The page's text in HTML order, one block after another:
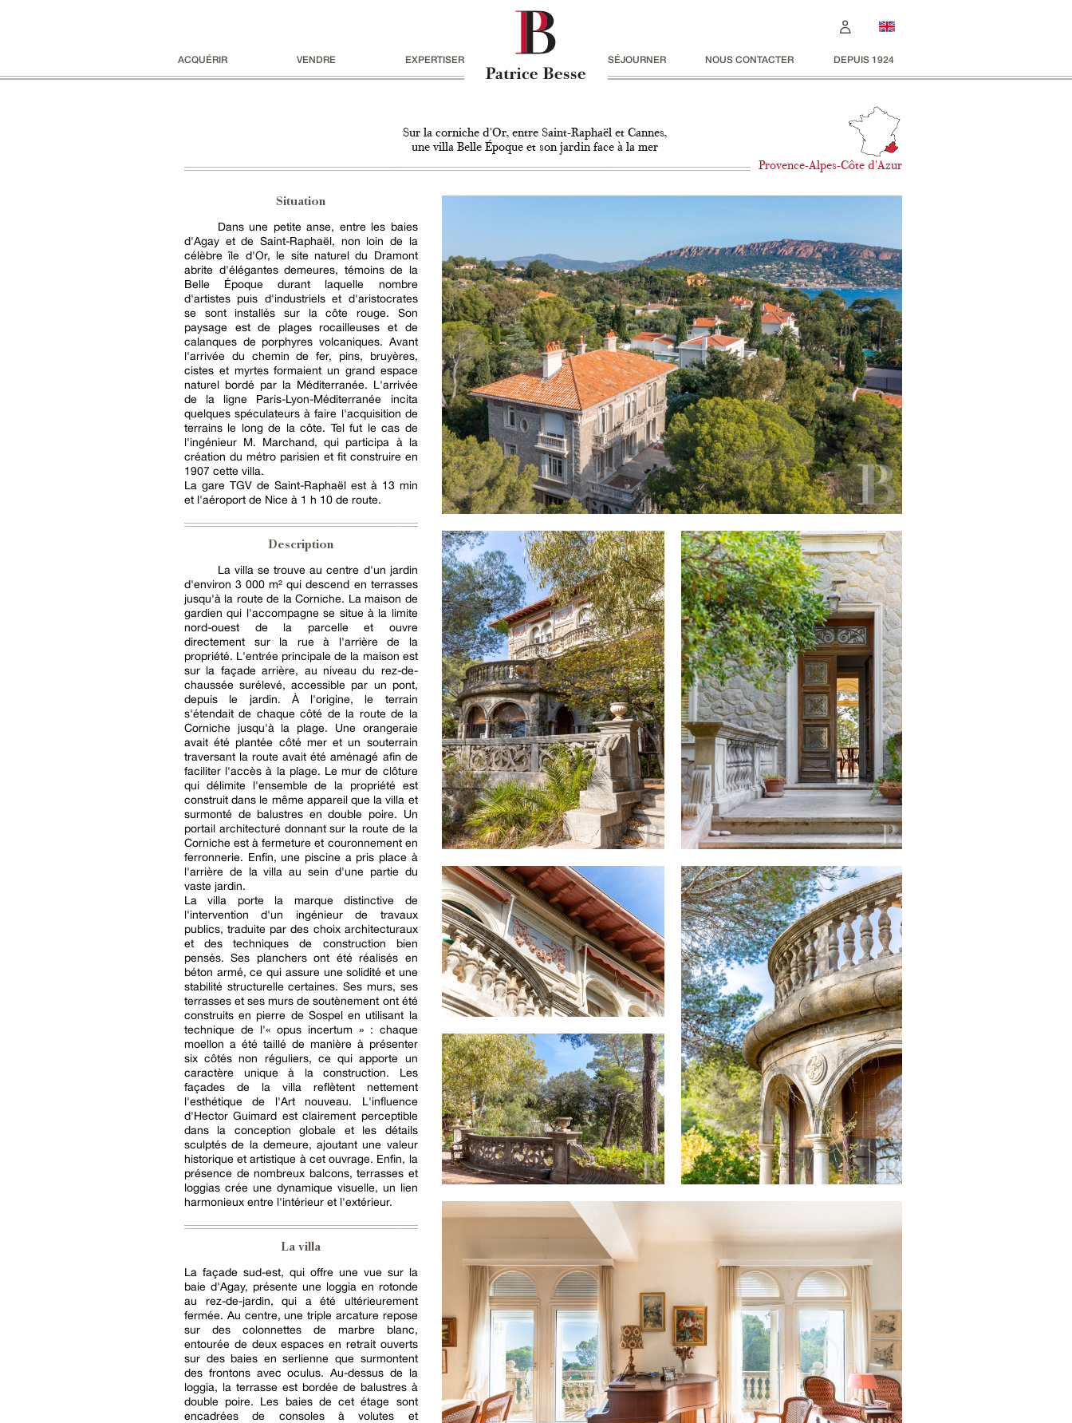
ACQUÉRIR VENDRE EXPERTISER SÉJOURNER NOUS CONTACTER DEPUIS 1924
Sur la corniche d'Or, entre Saint-Raphaël et Cannes,
une villa Belle Époque et son jardin face à la mer
Provence-Alpes-Côte d'Azur
Situation
Dans une petite anse, entre les baies
d'Agay et de Saint-Raphaël, non loin de la
célèbre île d'Or, le site naturel du Dramont
abrite d'élégantes demeures, témoins de la
Belle Époque durant laquelle nombre
d'artistes puis d'industriels et d'aristocrates
se sont installés sur la côte rouge. Son
paysage est de plages rocailleuses et de
calanques de porphyres volcaniques. Avant
l'arrivée du chemin de fer, pins, bruyères,
cistes et myrtes formaient un grand espace
naturel bordé par la Méditerranée. L'arrivée
de la ligne Paris-Lyon-Méditerranée incita
quelques spéculateurs à faire l'acquisition de
terrains le long de la côte. Tel fut le cas de
l'ingénieur M. Marchand, qui participa à la
création du métro parisien et fit construire en
1907 cette villa.
La gare TGV de Saint-Raphaël est à 13 min
et l'aéroport de Nice à 1 h 10 de route.
Description
La villa se trouve au centre d'un jardin
d'environ 3 000 m² qui descend en terrasses
jusqu'à la route de la Corniche. La maison de
gardien qui l'accompagne se situe à la limite
nord-ouest de la parcelle et ouvre
directement sur la rue à l'arrière de la
propriété. L'entrée principale de la maison est
sur la façade arrière, au niveau du rez-de-
chaussée surélevé, accessible par un pont,
depuis le jardin. À l'origine, le terrain
s'étendait de chaque côté de la route de la
Corniche jusqu'à la plage. Une orangeraie
avait été plantée côté mer et un souterrain
traversant la route avait été aménagé afin de
faciliter l'accès à la plage. Le mur de clôture
qui délimite l'ensemble de la propriété est
construit dans le même appareil que la villa et
surmonté de balustres en double poire. Un
portail architecturé donnant sur la route de la
Corniche est à fermeture et couronnement en
ferronnerie. Enfin, une piscine a pris place à
l'arrière de la villa au sein d'une partie du
vaste jardin.
La villa porte la marque distinctive de
l'intervention d'un ingénieur de travaux
publics, traduite par des choix architecturaux
et des techniques de construction bien
pensés. Ses planchers ont été réalisés en
béton armé, ce qui assure une solidité et une
stabilité structurelle certaines. Ses murs, ses
terrasses et ses murs de soutènement ont été
construits en pierre de Sospel en utilisant la
technique de l'« opus incertum » : chaque
moellon a été taillé de manière à présenter
six côtés non réguliers, ce qui apporte un
caractère unique à la construction. Les
façades de la villa reflètent nettement
l'esthétique de l'Art nouveau. L'influence
d'Hector Guimard est clairement perceptible
dans la conception globale et les détails
sculptés de la demeure, ajoutant une valeur
historique et artistique à cet ouvrage. Enfin, la
présence de nombreux balcons, terrasses et
loggias crée une dynamique visuelle, un lien
harmonieux entre l'intérieur et l'extérieur.
La villa
La façade sud-est, qui offre une vue sur la
baie d'Agay, présente une loggia en rotonde
au rez-de-jardin, qui a été ultérieurement
fermée. Au centre, une triple arcature repose
sur des colonnettes de marbre blanc,
entourée de deux espaces en retrait ouverts
sur des baies en serlienne que surmontent
des frontons avec oculus. Au-dessus de la
loggia, la terrasse est bordée de balustres à
double poire. Les baies de cet étage sont
encadrées de consoles à volutes et